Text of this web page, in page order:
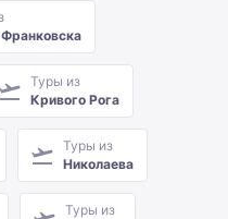
Туры из
Кривого Рога
Туры из
Николаева
Туры из